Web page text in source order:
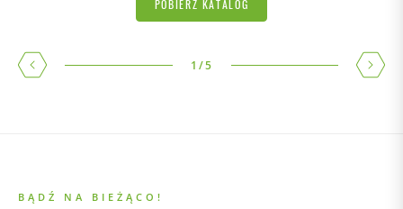
POBIERZ KATALOG
1 /5
BĄDŹ NA BIEŻĄCO!